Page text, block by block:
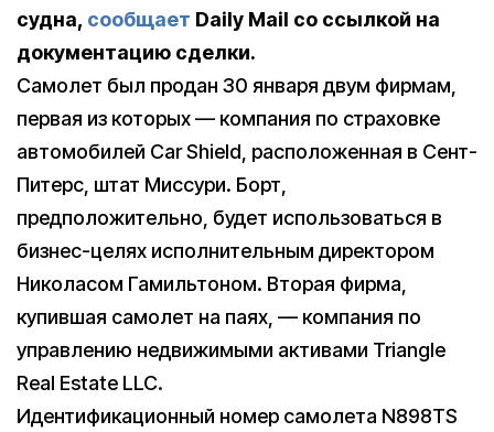
судна, сообщает Daily Mail со ссылкой на
документацию сделки.
Самолет был продан 30 января двум фирмам,
первая из которых — компания по страховке
автомобилей Car Shield, расположенная в Cент-
Питерс, штат Миссури. Борт,
предположительно, будет использоваться в
бизнес-целях исполнительным директором
Николасом Гамильтоном. Вторая фирма,
купившая самолет на паях, — компания по
управлению недвижимыми активами Triangle
Real Estate LLC.
Идентификационный номер самолета N898TS